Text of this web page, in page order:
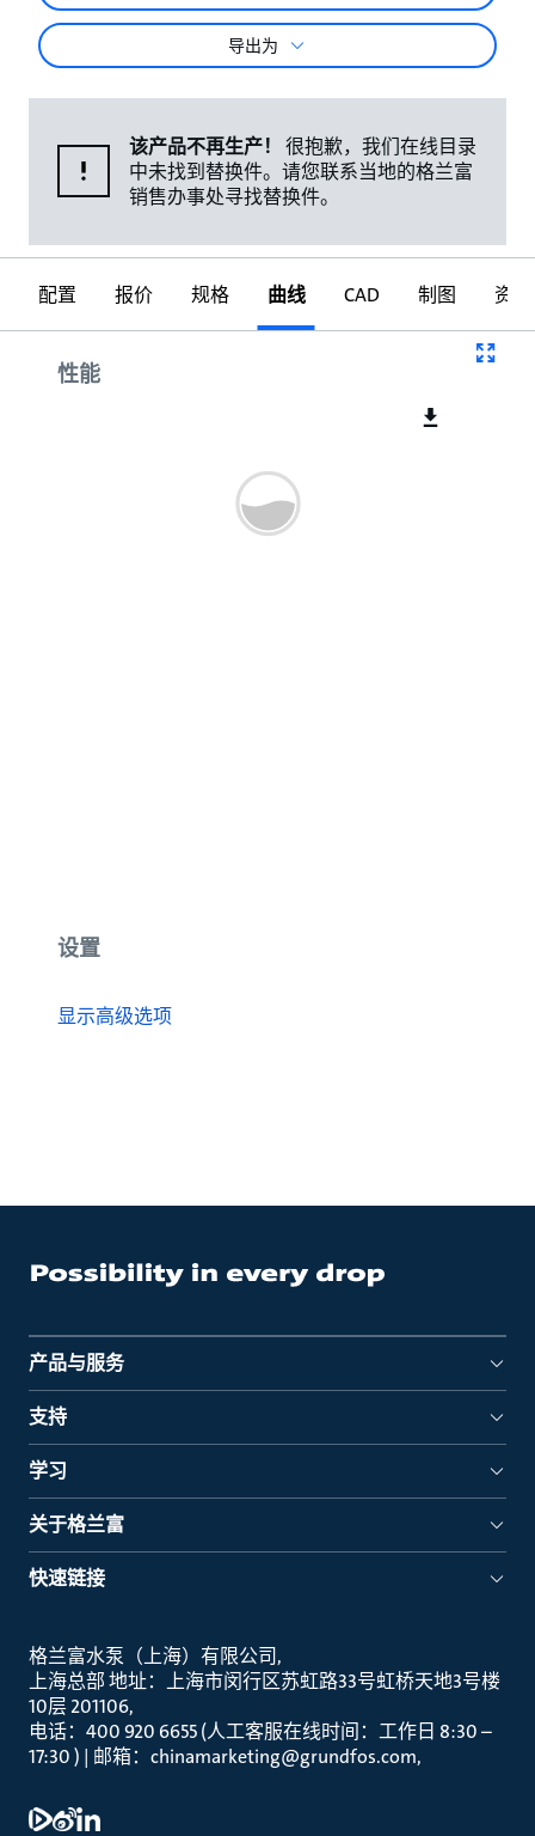
导出为
该产品不再生产！
很抱歉，我们在线目录
中未找到替换件。请您联系当地的格兰富
销售办事处寻找替换件。
配置 报价 规格 曲线 CAD 制图 资料
性能
设置
显示高级选项
产品与服务
支持
学习
关于格兰富
快速链接
格兰富水泵（上海）有限公司
上海总部 地址：上海市闵行区苏虹路33号虹桥天地3号楼
10层 201106
电话：400 920 6655 (人工客服在线时间：工作日 8:30 –
17:30 ) | 邮箱：chinamarketing@grundfos.com